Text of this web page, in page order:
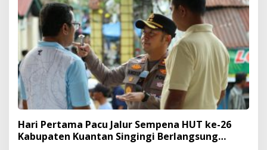
Hari Pertama Pacu Jalur Sempena HUT ke-26
Kabupaten Kuantan Singingi Berlangsung